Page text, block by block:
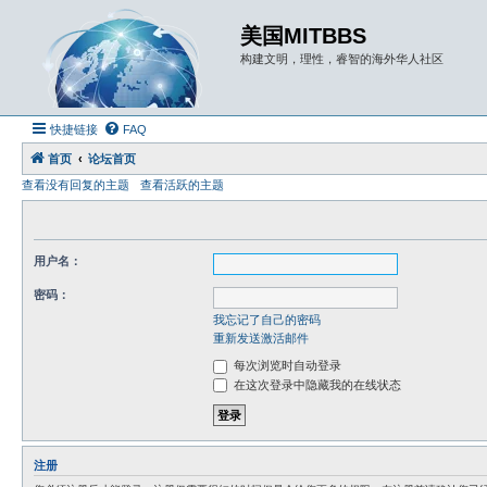
美国MITBBS
构建文明，理性，睿智的海外华人社区
快捷链接 FAQ
首页
论坛首页
查看没有回复的主题
查看活跃的主题
用户名：
密码：
我忘记了自己的密码
重新发送激活邮件
每次浏览时自动登录
在这次登录中隐藏我的在线状态
注册